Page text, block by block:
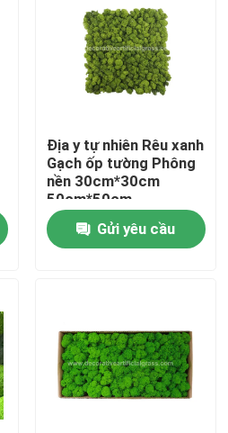
Địa y tự nhiên Rêu xanh
Gạch ốp tường Phông
nền 30cm*30cm
50cm*50cm
Gửi yêu cầu